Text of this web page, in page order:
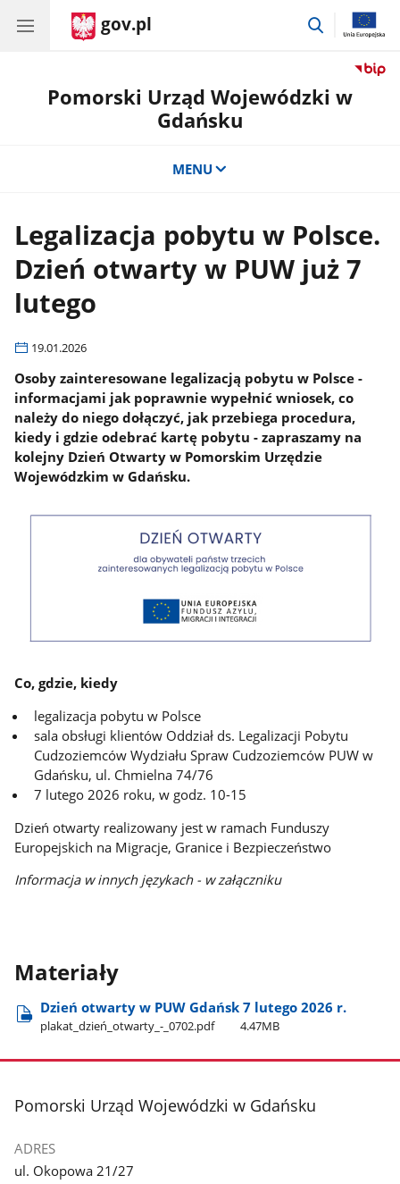
gov.pl
przejdź
Pomorski Urząd Wojewódzki w
Gdańsku
MENU
Legalizacja pobytu w Polsce.
Dzień otwarty w PUW już 7
lutego
19.01.2026
Osoby zainteresowane legalizacją pobytu w Polsce -
informacjami jak poprawnie wypełnić wniosek, co
należy do niego dołączyć, jak przebiega procedura,
kiedy i gdzie odebrać kartę pobytu - zapraszamy na
kolejny Dzień Otwarty w Pomorskim Urzędzie
Wojewódzkim w Gdańsku.
Co, gdzie, kiedy
legalizacja pobytu w Polsce
sala obsługi klientów Oddział ds. Legalizacji Pobytu
Cudzoziemców Wydziału Spraw Cudzoziemców PUW w
Gdańsku, ul. Chmielna 74/76
7 lutego 2026 roku, w godz. 10-15
Dzień otwarty realizowany jest w ramach Funduszy
Europejskich na Migracje, Granice i Bezpieczeństwo
Informacja w innych językach - w załączniku
Materiały
Dzień otwarty w PUW Gdańsk 7 lutego 2026 r.
plakat​_dzień​_otwarty​_-​_0702.pdf 4.47MB
stopka
Pomorski Urząd Wojewódzki w Gdańsku
ADRES
ul. Okopowa 21/27